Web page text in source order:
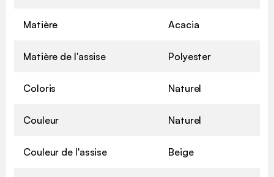
Matière Acacia
Matière de l'assise Polyester
Coloris Naturel
Couleur Naturel
Couleur de l'assise Beige